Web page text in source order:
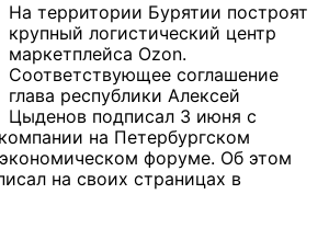
На территории Бурятии построят
крупный логистический центр
маркетплейса Ozon.
Соответствующее соглашение
глава республики Алексей
Цыденов подписал 3 июня с
на Петербургском
форуме. Об этом
на своих страницах в